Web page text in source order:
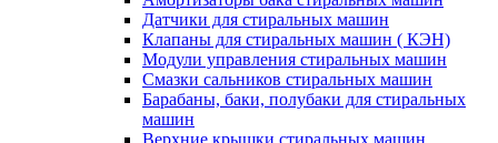
Датчики для стиральных машин
Клапаны для стиральных машин ( КЭН)
Модули управления стиральных машин
Смазки сальников стиральных машин
Барабаны, баки, полубаки для стиральных
машин
Верхние крышки стиральных машин